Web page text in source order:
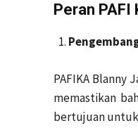
Peran PAFI
PAFIKA Blanny
memastikan
bertujuan